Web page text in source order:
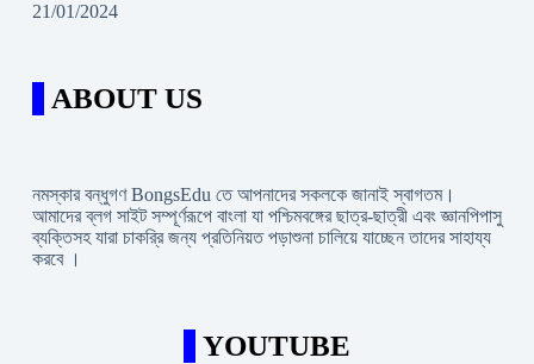
21/01/2024
ABOUT US
নমস্কার বন্ধুগণ BongsEdu তে আপনাদের সকলকে জানাই স্বাগতম।
আমাদের ব্লগ সাইট সম্পূর্ণরূপে বাংলা যা পশ্চিমবঙ্গের ছাত্র-ছাত্রী এবং জ্ঞানপিপাসু
ব্যক্তিসহ যারা চাকরি্র জন্য প্রতিনিয়ত পড়াশুনা চালিয়ে যাচ্ছেন তাদের সাহায্য
করবে ।
YOUTUBE